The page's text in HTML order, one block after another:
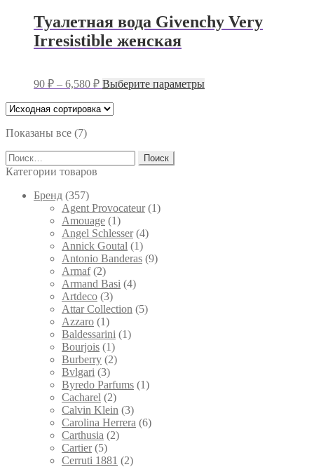
7,000 ₽
несколько
вариаций.
странице
Туалетная вода Givenchy Very
Irresistible женская
90 ₽ – 6,580 ₽Диапазон
90 ₽
Выберите параметрыЭтот
Показаны все (7)
Найти:
Категории товаров
Брeнд (357)
Agent Provocateur (1)
Amouage (1)
Angel Schlesser (4)
Annick Goutal (1)
Antonio Banderas (9)
Armaf (2)
Armand Basi (4)
Artdeco (3)
Attar Collection (5)
Azzaro (1)
Baldessarini (1)
Bourjois (1)
Burberry (2)
Bvlgari (3)
Byredo Parfums (1)
Cacharel (2)
Calvin Klein (3)
Carolina Herrera (6)
Carthusia (2)
Cartier (5)
Cerruti 1881 (2)